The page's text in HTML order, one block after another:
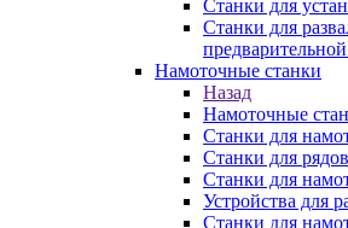
Станки для
Станки для
Намоточные станки
Назад
Намоточные
Станки для
Станки для
Станки для
Устройства для
Станки для